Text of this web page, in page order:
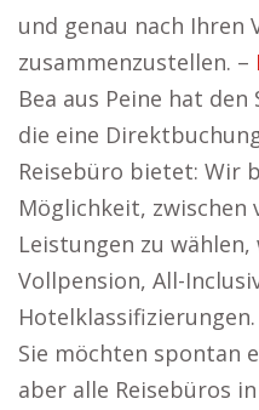
und genau nach Ihren
zusammenzustellen. –
Bea aus Peine hat
die eine
Reisebüro bietet: Wir
Möglichkeit, zwischen
Leistungen zu
Vollpension, All-
Hotelklassifizierungen.
Sie möchten spontan
aber alle Reisebüros